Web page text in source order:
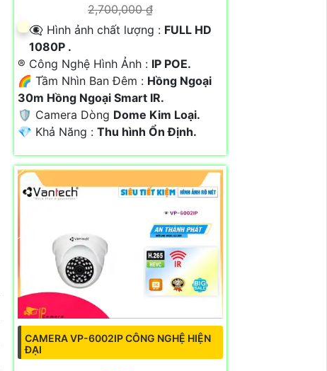
2,700,000 ₫
👁️‍🗨 Hình ảnh chất lượng : FULL HD
1080P .
®️ Công Nghệ Hình Ảnh : IP POE.
🌈 Tầm Nhìn Ban Đêm : Hồng Ngoại
30m Hồng Ngoại Smart IR.
🛡 Camera Dòng Dome Kim Loại.
️💎 Khả Năng : Thu hình Ổn Định.
CAMERA VP-6002IP CÔNG NGHỆ HIỆN
ĐẠI